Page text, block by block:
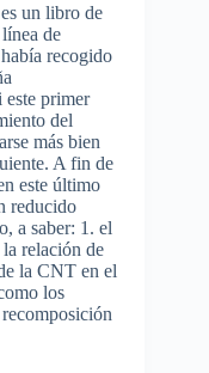
un libro de
de
recogido
primer
del
más bien
A fin de
este último
reducido
a saber: 1. el
relación de
la CNT en el
los